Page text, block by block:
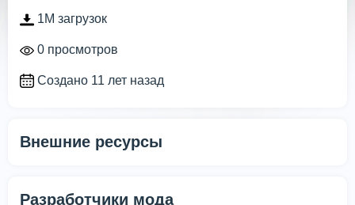
1M загрузок
0 просмотров
Создано 11 лет назад
Внешние ресурсы
Разработчики мода